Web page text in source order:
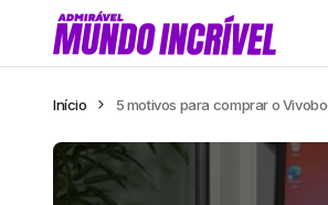
Início 5 motivos para comprar o